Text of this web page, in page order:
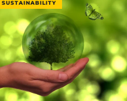
SUSTAINABILITY